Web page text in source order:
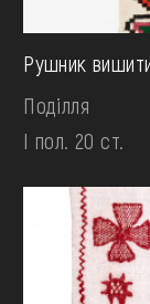
Рушник
Поділля
І пол. 20 ст.